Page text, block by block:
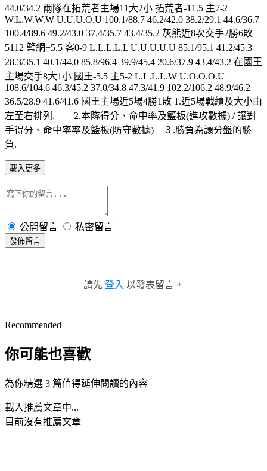
44.0/34.2 兩隊在拓荒者主場11大2小 拓荒者-11.5 主7-2
W.L.W.W.W U.U.U.O.U 100.1/88.7 46.2/42.0 38.2/29.1 44.6/36.7
100.4/89.6 49.2/43.0 37.4/35.7 43.4/35.2 灰熊近8次交手2勝6敗
5112 籃網+5.5 客0-9 L.L.L.L.L U.U.U.U.U 85.1/95.1 41.2/45.3
28.3/35.1 40.1/44.0 85.8/96.4 39.9/45.4 20.6/37.9 43.4/43.2 在國王
主場交手8大1小 國王-5.5 主5-2 L.L.L.L.W U.O.O.O.U
108.6/104.6 46.3/45.2 37.0/34.8 47.3/41.9 102.2/106.2 48.9/46.2
36.5/28.9 41.6/41.6 國王主場近5場4勝1敗 1.近5場戰績及大小由
左至右排列. 2.本隊得分、命中率及籃板(進攻數據) / 讓對
手得分、命中率率及籃板(防守數據) ３.勝負為讓分盤的勝
負.
載入更多
公開留言 私密留言
發佈留言
請先 登入 以發表留言。
Recommended
你可能也喜歡
為你精選 3 篇值得延伸閱讀的內容
載入推薦文章中...
目前沒有推薦文章